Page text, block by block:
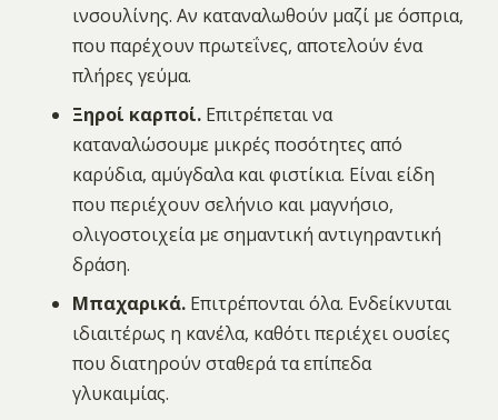
ινσουλίνης. Αν καταναλωθούν μαζί με όσπρια,
που παρέχουν πρωτεΐνες, αποτελούν ένα
πλήρες γεύμα.
Ξηροί καρποί.Επιτρέπεται να
καταναλώσουμε μικρές ποσότητες από
καρύδια, αμύγδαλα και φιστίκια. Είναι είδη
που περιέχουν σελήνιο και μαγνήσιο,
ολιγοστοιχεία με σημαντική αντιγηραντική
δράση.
Μπαχαρικά. Επιτρέπονται όλα. Ενδείκνυται
ιδιαιτέρως η κανέλα, καθότι περιέχει ουσίες
που διατηρούν σταθερά τα επίπεδα
γλυκαιμίας.